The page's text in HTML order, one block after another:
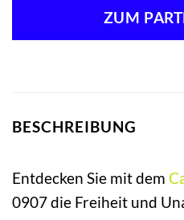
ZUM
BESCHREIBUNG
Entdecken Sie mit dem
0907 die Freiheit und